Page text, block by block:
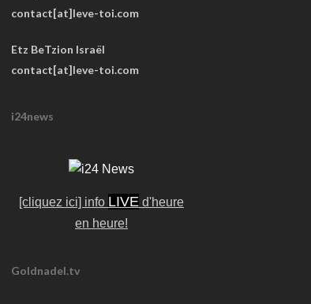
contact[at]leve-toi.com
Etz BeTzion Israël
contact[at]leve-toi.com
i24news
[cliquez ici] info LIVE d'heure
en heure!
Goldnadel.tv